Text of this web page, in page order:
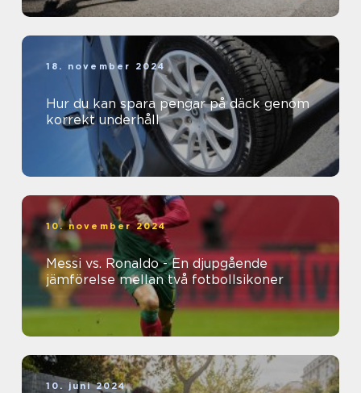
18. november 2024
Hur du kan spara pengar på däck genom
korrekt underhåll
10. november 2024
Messi vs. Ronaldo - En djupgående
jämförelse mellan två fotbollsikoner
10. juni 2024